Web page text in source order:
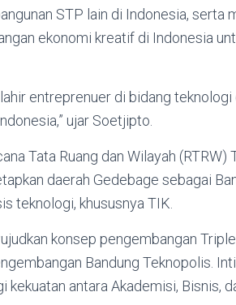
STP lain di Indonesia, serta
ekonomi kreatif di Indonesia
entreprenuer di bidang teknologi
ujar Soetjipto.
Tata Ruang dan Wilayah (RTRW)
daerah Gedebage sebagai
teknologi, khususnya TIK.
konsep pengembangan
Bandung Teknopolis.
antara Akademisi, Bisnis,